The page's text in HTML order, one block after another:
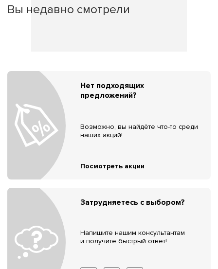
Вы недавно смотрели
Нет подходящих
предложений?
Возможно, вы найдёте что-то среди
наших акций!
Посмотреть акции
Затрудняетесь с выбором?
Напишите нашим консультантам
и получите быстрый ответ!